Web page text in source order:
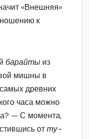
«Внешняя»
к
барайты из
мишны в
древних
часа можно
— С момента,
отту-